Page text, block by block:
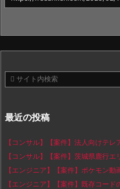
最近の投稿
【コンサル】【案件】法人向けテレ
【コンサル】【案件】茨城県鹿行
【エンジニア】【案件】ポケモン
【エンジニア】【案件】既存コー